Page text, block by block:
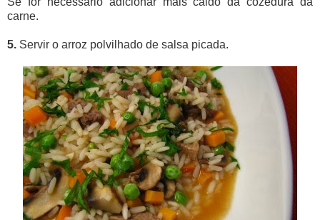
carne.
5. Servir o arroz polvilhado de salsa picada.